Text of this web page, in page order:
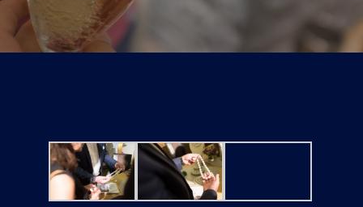
Tickets
Kurier Romy 2026